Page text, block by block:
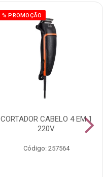
% PROMOÇÃO
CORTADOR CABELO 4 EM 1
220V
Código: 257564